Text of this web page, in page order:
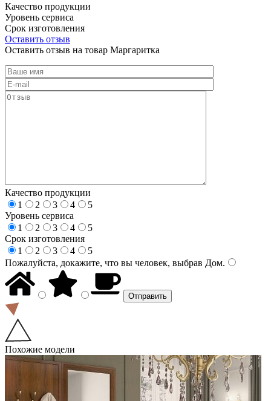
Качество продукции
Уровень сервиса
Срок изготовления
Оставить отзыв
Оставить отзыв на товар Маргаритка
Качество продукции
1
2 3 4
5
Уровень сервиса
1
2 3 4
5
Срок изготовления
1
2 3 4
5
Пожалуйста, докажите, что вы человек, выбрав Дом.
Похожие модели